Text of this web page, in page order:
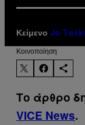
Κείμενο Jo
Kοινοποίηση
Το άρθρο
VICE News.